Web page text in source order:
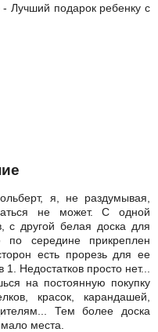
Лучший подарок ребенку с
я, не раздумывая,
не может. С одной
с другой белая доска для
по середине прикреплен
есть прорезь для ее
Недостатков просто нет...
на постоянную покупку
красок, карандашей,
Тем более доска
места.